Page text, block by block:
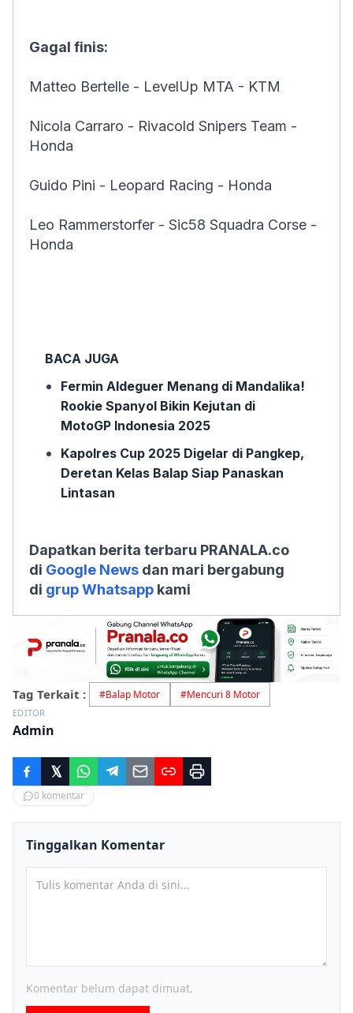
Gagal finis:
Matteo Bertelle - LevelUp MTA - KTM
Nicola Carraro - Rivacold Snipers Team -
Honda
Guido Pini - Leopard Racing - Honda
Leo Rammerstorfer - Sic58 Squadra Corse -
Honda
BACA JUGA
Fermin Aldeguer Menang di Mandalika!
Rookie Spanyol Bikin Kejutan di
MotoGP Indonesia 2025
Kapolres Cup 2025 Digelar di Pangkep,
Deretan Kelas Balap Siap Panaskan
Lintasan
Dapatkan berita terbaru PRANALA.co
di Google News dan mari bergabung
di grup Whatsapp kami
Tag Terkait : #Balap Motor #Mencuri 8 Motor
EDITOR
Admin
0 komentar
Tinggalkan Komentar
Komentar belum dapat dimuat.